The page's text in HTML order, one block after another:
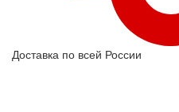
Доставка по всей России